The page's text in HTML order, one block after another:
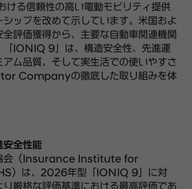
ける信頼性の高い電動モビリティ提供
シップを改めて示しています。米国およ
評価獲得から、主要な自動車関連機関
「IONIQ 9」は、構造安全性、先進運
ム品質、そして実生活での使いやすさ
Companyの徹底した取り組みを体
安全性能
会（Insurance Institute for
）は、2026年型「IONIQ 9」に対
り厳格な評価基準における最高評価であ